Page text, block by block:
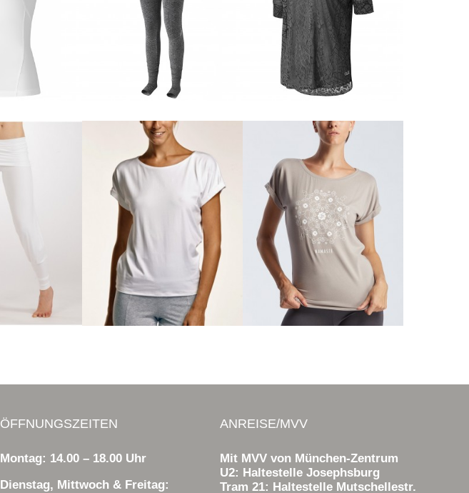
ÖFFNUNGSZEITEN
Montag: 14.00 – 18.00 Uhr
Dienstag, Mittwoch & Freitag:
ANREISE/MVV
Mit MVV von München-Zentrum
U2: Haltestelle Josephsburg
Tram 21: Haltestelle Mutschellestr.